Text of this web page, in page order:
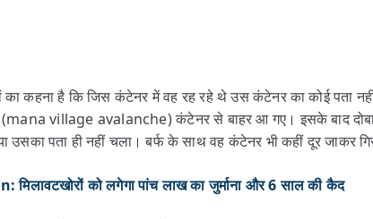
कहना है कि जिस कंटेनर में वह रह रहे थे उस कंटेनर का कोई पता
village avalanche) कंटेनर से बाहर आ गए। इसके बाद
उसका पता ही नहीं चला। बर्फ के साथ वह कंटेनर भी कहीं दूर जाकर
को लगेगा पांच लाख का जुर्माना और 6 साल की कैद